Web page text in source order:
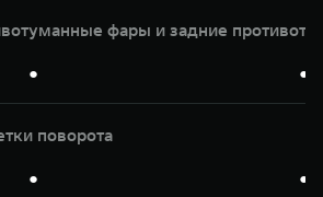
фары и задние
● ●
поворота
● ●